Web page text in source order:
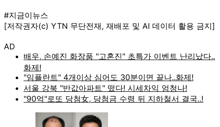
#지금이뉴스
[저작권자(c) YTN 무단전재, 재배포 및 AI 데이터 활용 금지]
AD